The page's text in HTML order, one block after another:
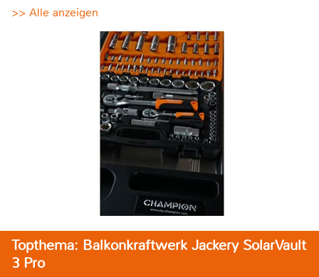
>> Alle anzeigen
Topthema: Balkonkraftwerk Jackery SolarVault
3 Pro